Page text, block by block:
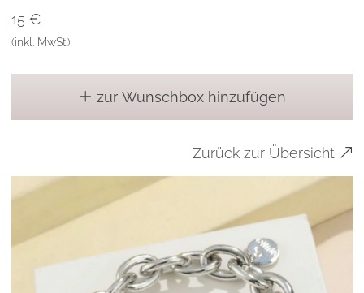
15 €
(inkl. MwSt.)
zur Wunschbox hinzufügen
Zurück zur Übersicht